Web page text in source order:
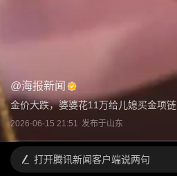
@海报新闻
金价大跌，婆婆花11万给儿媳买金项链
2026-06-15 21:51 发布于山东
打开腾讯新闻客户端说两句